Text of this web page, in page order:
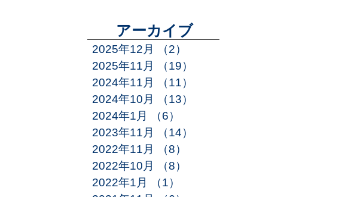
アーカイブ
2025年12月 （2）
2025年11月
（19）
2024年11月
（11）
2024年10月
（13）
2024年1月
（6）
2023年11月
（14）
2022年11月
（8）
2022年10月
（8）
2022年1月
（1）